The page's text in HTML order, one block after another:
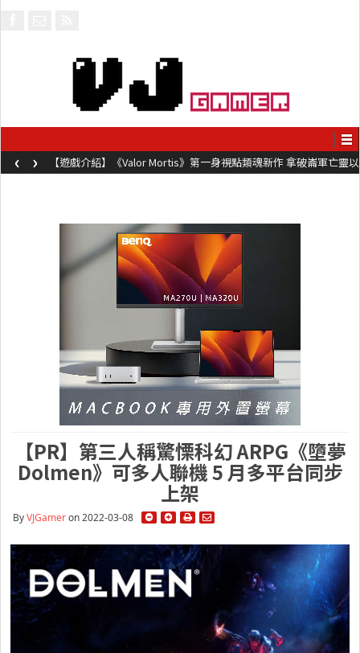
【遊戲介紹】《Valor Mortis》第一身視點類魂新作 拿破崙軍亡靈以
槍械劍與魔法殺敵
‹ ›
【PR】第三人稱驚慄科幻 ARPG《墮夢
Dolmen》可多人聯機 5 月多平台同步
上架
ByVJGameron 2022-03-08